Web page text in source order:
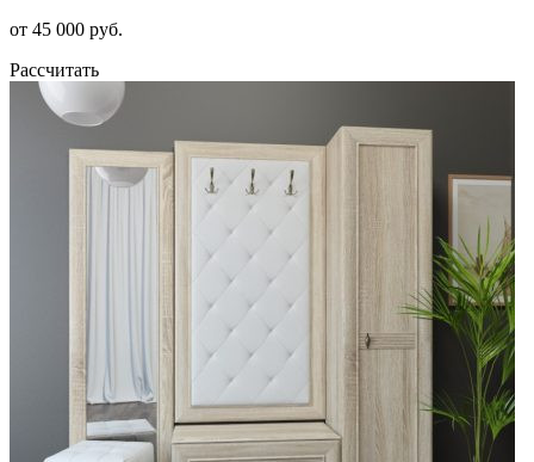
от 45 000 руб.
Рассчитать